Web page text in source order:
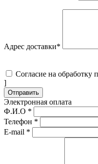
Адрес доставки*
Согласие на обработку
]
Отправить
Электронная оплата
Ф.И.О *
Телефон *
E-mail *